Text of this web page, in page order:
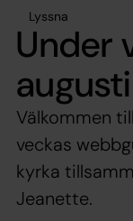
Lyssna
Under
Välkommen
veckas
kyrka
Jeanette.